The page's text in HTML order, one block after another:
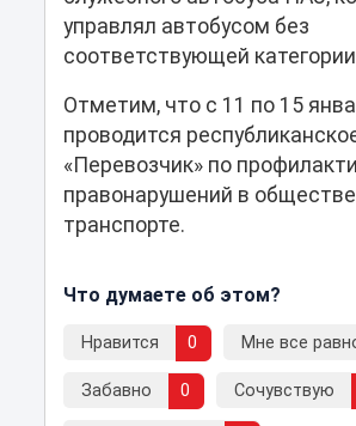
управлял автобусом без
соответствующей
Отметим, что с 11 по 15
проводится
«Перевозчик» по
правонарушений в
транспорте.
Что думаете об этом?
Нравится 0 Мне все
Забавно 0 Сочувствую